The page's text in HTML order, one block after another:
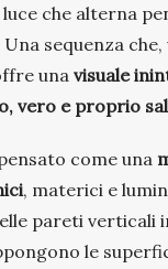
che alterna
sequenza
una visuale
vero e proprio
come una
, materici e
pareti verticali
le